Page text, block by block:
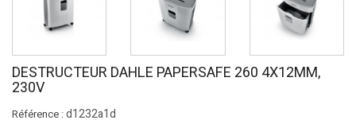
DESTRUCTEUR DAHLE PAPERSAFE 260 4X12MM,
230V
Référence :d1232a1d